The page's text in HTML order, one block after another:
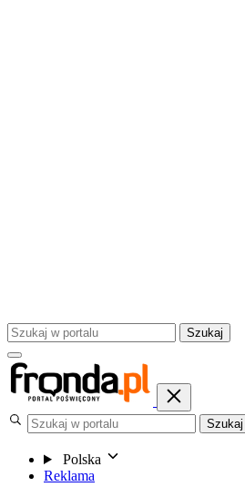
Szukaj
Szukaj
Polska
Reklama